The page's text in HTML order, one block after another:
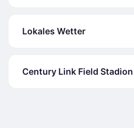
Lokales Wetter
Century Link Field